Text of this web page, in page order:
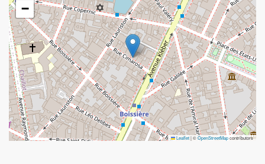
−
Leaflet|©OpenStreetMapcontributors